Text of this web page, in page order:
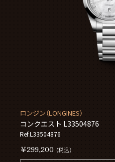
ロンジン（LONGINES）
コンクエスト L33504876
Ref.L33504876
￥299,200 (税込)